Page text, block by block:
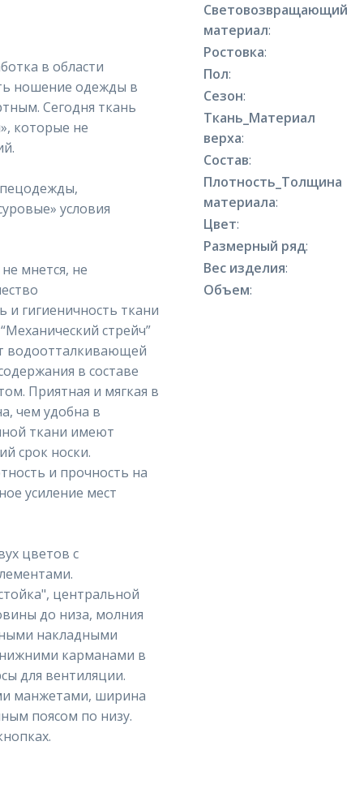
в области
ношение одежды в
Сегодня ткань
которые не
условия
мнется, не
и гигиеничность ткани
стрейч”
водоотталкивающей
в составе
Приятная и мягкая в
чем удобна в
ткани имеют
срок носки.
и прочность на
усиление мест
цветов с
центральной
до низа, молния
накладными
карманами в
для вентиляции.
манжетами, ширина
поясом по низу.
Световозвращающий
материал:
Ростовка:
Пол:
Сезон:
Ткань_Материал
верха:
Состав:
Плотность_Толщина
материала:
Цвет:
Размерный ряд:
Вес изделия:
Объем: